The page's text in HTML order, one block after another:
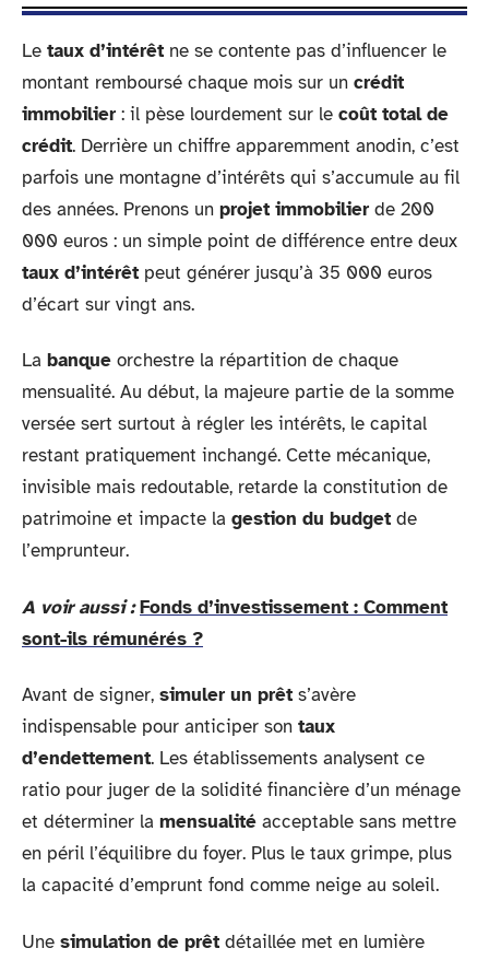
Le taux d’intérêt ne se contente pas d’influencer le
montant remboursé chaque mois sur un crédit
immobilier : il pèse lourdement sur le coût total de
crédit. Derrière un chiffre apparemment anodin, c’est
parfois une montagne d’intérêts qui s’accumule au fil
des années. Prenons un projet immobilier de 200
000 euros : un simple point de différence entre deux
taux d’intérêt peut générer jusqu’à 35 000 euros
d’écart sur vingt ans.
La banque orchestre la répartition de chaque
mensualité. Au début, la majeure partie de la somme
versée sert surtout à régler les intérêts, le capital
restant pratiquement inchangé. Cette mécanique,
invisible mais redoutable, retarde la constitution de
patrimoine et impacte la gestion du budget de
l’emprunteur.
A voir aussi : Fonds d’investissement : Comment
sont-ils rémunérés ?
Avant de signer, simuler un prêt s’avère
indispensable pour anticiper son taux
d’endettement. Les établissements analysent ce
ratio pour juger de la solidité financière d’un ménage
et déterminer la mensualité acceptable sans mettre
en péril l’équilibre du foyer. Plus le taux grimpe, plus
la capacité d’emprunt fond comme neige au soleil.
Une simulation de prêt détaillée met en lumière